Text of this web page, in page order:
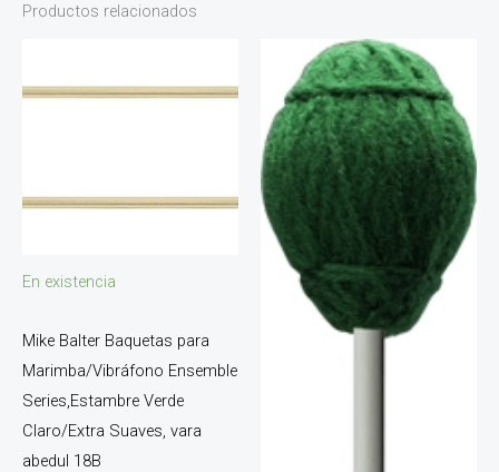
Productos relacionados
En existencia
Mike Balter Baquetas para
Marimba/Vibráfono Ensemble
Series,Estambre Verde
Claro/Extra Suaves, vara
abedul 18B